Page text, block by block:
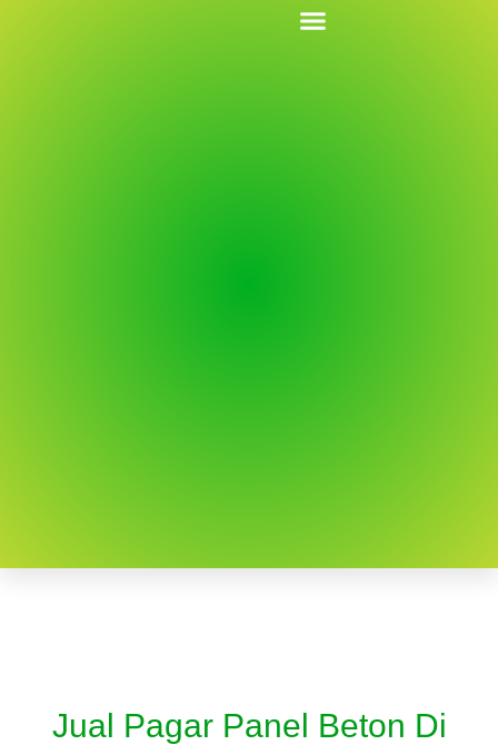
Jual Pagar Panel Beton Di